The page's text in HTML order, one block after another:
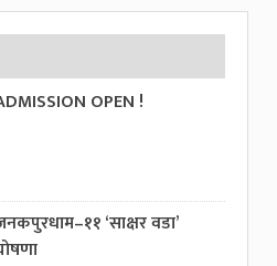
OPEN !
‘साक्षर वडा’